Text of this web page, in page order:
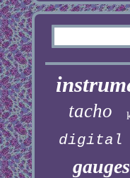
tacho
digital
gauges